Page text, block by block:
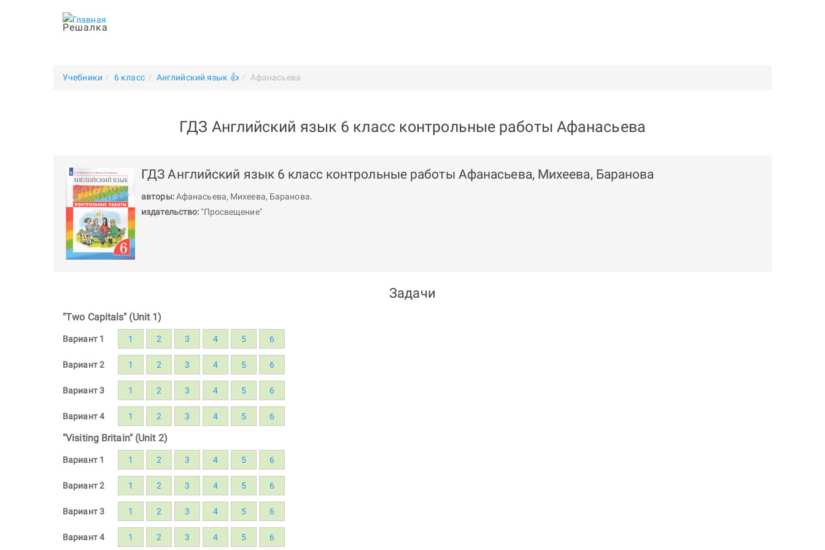
Решалка
Учебники 6 класс Английский язык 👍 Афанасьева
ГДЗ Английский язык 6 класс контрольные работы Афанасьева
ГДЗ Английский язык 6 класс контрольные работы Афанасьева, Михеева, Баранова
авторы:Афанасьева, Михеева, Баранова.
издательство: "Просвещение"
Задачи
"Two Capitals" (Unit 1)
Вариант 1 1 2 3 4 5 6
Вариант 2 1 2 3 4 5 6
Вариант 3 1 2 3 4 5 6
Вариант 4 1 2 3 4 5 6
"Visiting Britain" (Unit 2)
Вариант 1 1 2 3 4 5 6
Вариант 2 1 2 3 4 5 6
Вариант 3 1 2 3 4 5 6
Вариант 4 1 2 3 4 5 6